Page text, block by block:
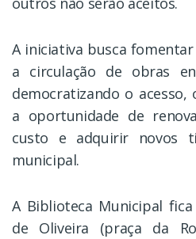
A iniciativa busca
a circulação de obras
democratizando o
a oportunidade de
custo e adquirir novos
municipal.
A Biblioteca Municipal
de Oliveira (praça da